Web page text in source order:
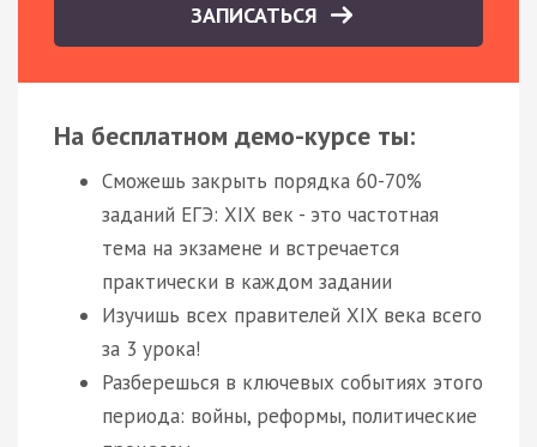
ЗАПИСАТЬСЯ
На бесплатном демо-курсе ты:
Сможешь закрыть порядка 60-70%
заданий ЕГЭ: XIX век - это частотная
тема на экзамене и встречается
практически в каждом задании
Изучишь всех правителей XIX века всего
за 3 урока!
Разберешься в ключевых событиях этого
периода: войны, реформы, политические